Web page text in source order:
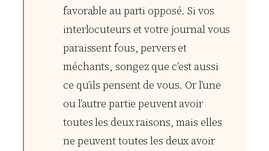
favorable au parti opposé. Si vos
interlocuteurs et votre journal vous
paraissent fous, pervers et
méchants, songez que c’est aussi
ce qu’ils pensent de vous. Or l’une
ou l’autre partie peuvent avoir
toutes les deux raisons, mais elles
ne peuvent toutes les deux avoir